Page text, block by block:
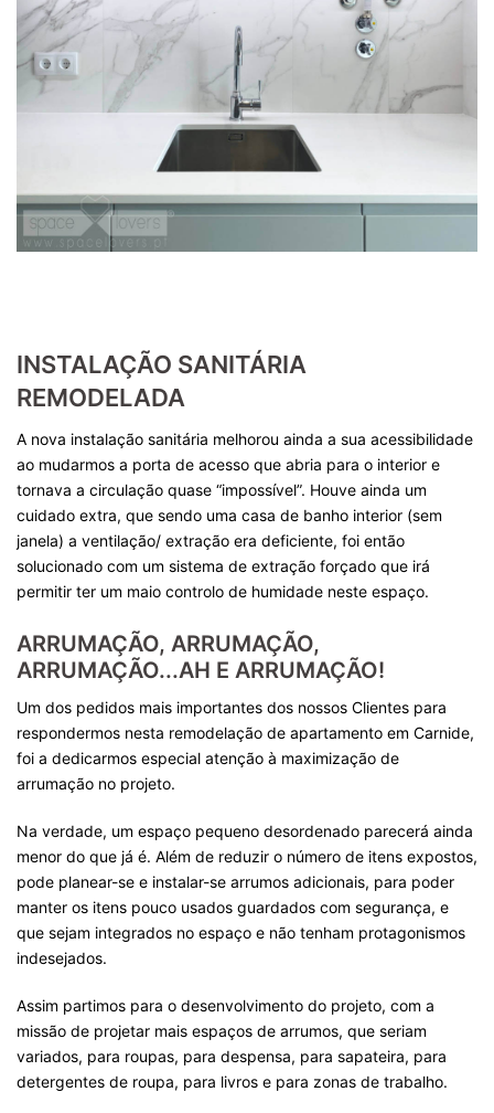
INSTALAÇÃO SANITÁRIA
REMODELADA
A nova instalação sanitária melhorou ainda a sua acessibilidade
ao mudarmos a porta de acesso que abria para o interior e
tornava a circulação quase “impossível”. Houve ainda um
cuidado extra, que sendo uma casa de banho interior (sem
janela) a ventilação/ extração era deficiente, foi então
solucionado com um sistema de extração forçado que irá
permitir ter um maio controlo de humidade neste espaço.
ARRUMAÇÃO, ARRUMAÇÃO,
ARRUMAÇÃO...AH E ARRUMAÇÃO!
Um dos pedidos mais importantes dos nossos Clientes para
respondermos nesta remodelação de apartamento em Carnide,
foi a dedicarmos especial atenção à maximização de
arrumação no projeto.
Na verdade, um espaço pequeno desordenado parecerá ainda
menor do que já é. Além de reduzir o número de itens expostos,
pode planear-se e instalar-se arrumos adicionais, para poder
manter os itens pouco usados guardados com segurança, e
que sejam integrados no espaço e não tenham protagonismos
indesejados.
Assim partimos para o desenvolvimento do projeto, com a
missão de projetar mais espaços de arrumos, que seriam
variados, para roupas, para despensa, para sapateira, para
detergentes de roupa, para livros e para zonas de trabalho.